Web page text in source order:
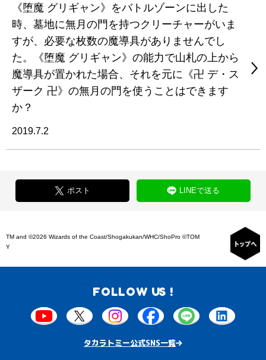
《堕魔 グリギャン》をバトルゾーンに出した
時、墓地に無月の門を持つクリーチャーがいま
すが、必要な枚数の魔導具がありませんでし
た。《堕魔 グリギャン》の能力で山札の上から
魔導具が置かれた場合、それを元に《卍 デ・ス
ザーク 卍》の無月の門を使うことはできます
か？
2019.7.2
ポスト LINEで送る
TM and ©2026 Wizards of the Coast/Shogakukan/WHC/ShoPro ©TOM
Y
FOLLOW US !
タカラトミー公式SNS一覧